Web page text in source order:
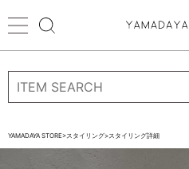
ログイン
YAMADAYA STORE>スタイリング>スタイリング詳細